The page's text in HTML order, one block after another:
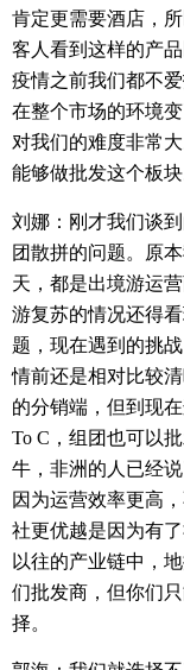
肯定更需要酒店，
客人看到这样的产
疫情之前我们都不
在整个市场的环境
对我们的难度非常
能够做批发这个板块
刘娜：刚才我们谈
团散拼的问题。原
天，都是出境游运
游复苏的情况还得
题，现在遇到的挑
情前还是相对比较
的分销端，但到现
To C ，组团也可以
牛，非洲的人已经
因为运营效率更高
社更优越是因为有
以往的产业链中，
们批发商，但你们
择。